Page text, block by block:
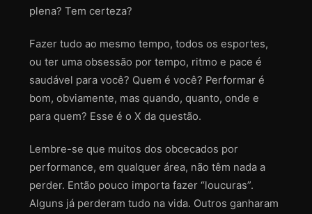
plena? Tem certeza?
Fazer tudo ao mesmo tempo, todos os esportes,
ou ter uma obsessão por tempo, ritmo e pace é
saudável para você? Quem é você? Performar é
bom, obviamente, mas quando, quanto, onde e
para quem? Esse é o X da questão.
Lembre-se que muitos dos obcecados por
performance, em qualquer área, não têm nada a
perder. Então pouco importa fazer “loucuras”.
Alguns já perderam tudo na vida. Outros ganharam